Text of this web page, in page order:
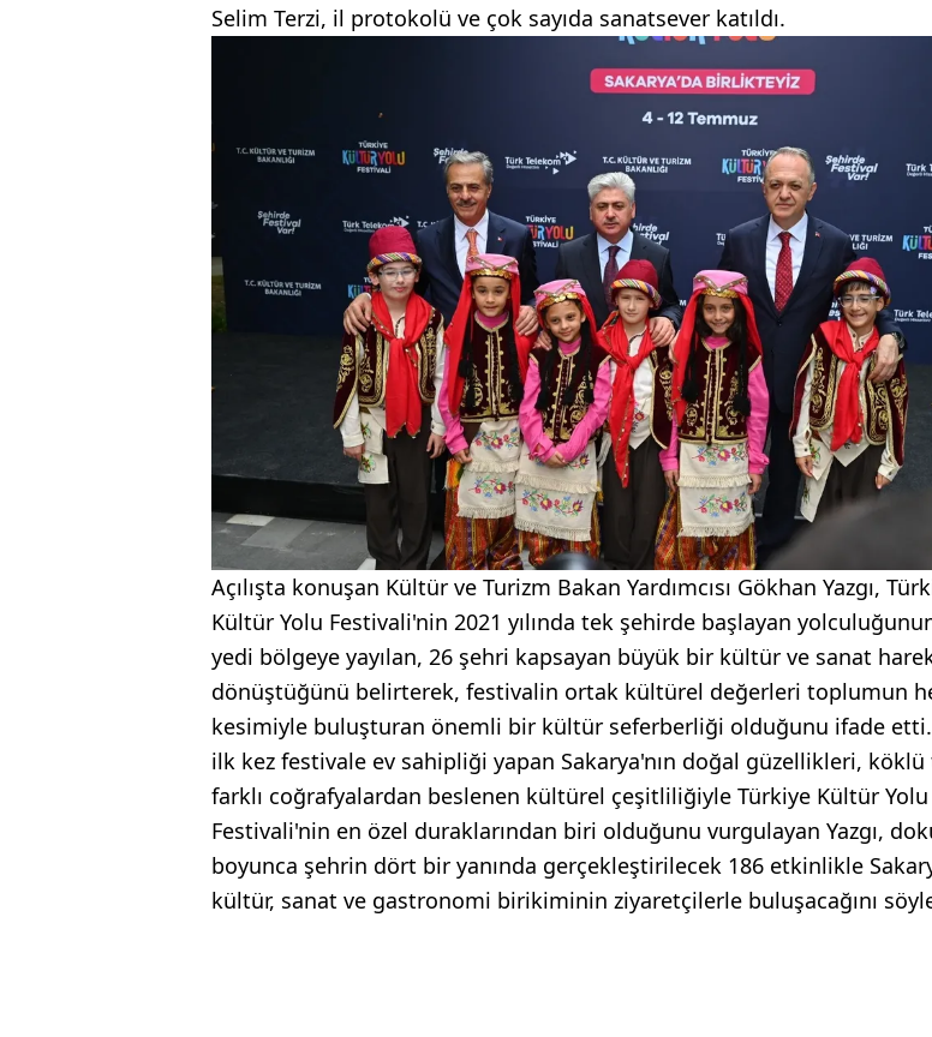
Selim Terzi, il protokolü ve çok sayıda sanatsever katıldı.
Açılışta konuşan Kültür ve Turizm Bakan Yardımcısı Gökhan Yazgı,
Kültür Yolu Festivali'nin 2021 yılında tek şehirde başlayan
yedi bölgeye yayılan, 26 şehri kapsayan büyük bir kültür ve sanat
dönüştüğünü belirterek, festivalin ortak kültürel değerleri toplumun
kesimiyle buluşturan önemli bir kültür seferberliği olduğunu ifade etti.
ilk kez festivale ev sahipliği yapan Sakarya'nın doğal güzellikleri,
farklı coğrafyalardan beslenen kültürel çeşitliliğiyle Türkiye Kültür Yolu
Festivali'nin en özel duraklarından biri olduğunu vurgulayan Yazgı,
boyunca şehrin dört bir yanında gerçekleştirilecek 186 etkinlikle
kültür, sanat ve gastronomi birikiminin ziyaretçilerle buluşacağını